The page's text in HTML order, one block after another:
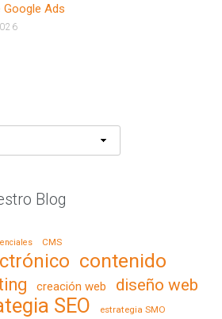
Ads
Blog
CMS
contenido
creación web diseño web
SEO estrategia SMO